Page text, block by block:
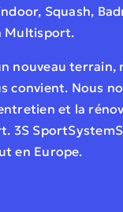
Squash,
Multisport.
nouveau terrain,
convient. Nous
et la
3S
en Europe.